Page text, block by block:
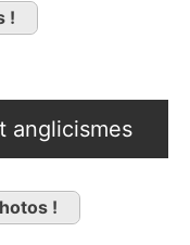
!
anglicismes
!